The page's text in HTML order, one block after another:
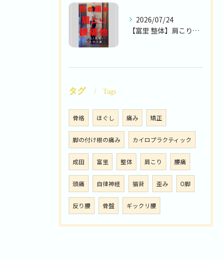
2026/07/24
【富里 整体】肩こり、腰痛、首の痛み 他/30代女性/サービ...
タグ Tags
骨格 ほぐし 痛み 矯正
脚の付け根の痛み カイロプラクティック
成田 富里 整体 肩こり 腰痛
頭痛 自律神経 猫背 歪み O脚
反り腰 骨盤 ギックリ腰